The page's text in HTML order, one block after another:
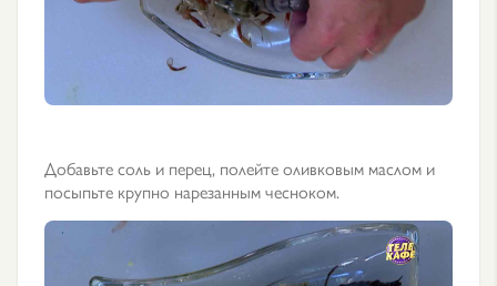
Добавьте соль и перец, полейте оливковым маслом и
посыпьте крупно нарезанным чесноком.